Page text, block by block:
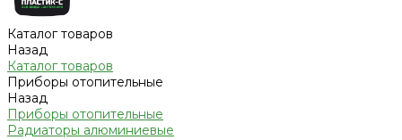
Каталог товаров
Назад
Каталог товаров
Приборы отопительные
Назад
Приборы отопительные
Радиаторы алюминиевые